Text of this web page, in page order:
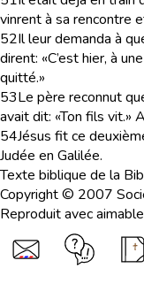
vinrent à sa rencontre
52Il leur demanda à
dirent: «C’est hier, à
quitté.»
53Le père reconnut
avait dit: «Ton fils vit.»
54Jésus fit ce
Judée en Galilée.
Texte biblique de la
Copyright © 2007
Reproduit avec